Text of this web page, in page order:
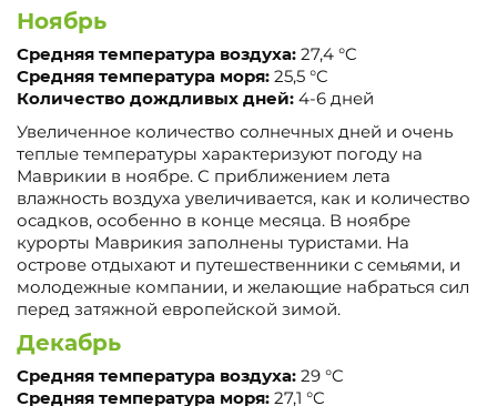
Ноябрь
Средняя температура воздуха: 27,4 °C
Средняя температура моря: 25,5 °C
Количество дождливых дней: 4-6 дней
Увеличенное количество солнечных дней и очень
теплые температуры характеризуют погоду на
Маврикии в ноябре. С приближением лета
влажность воздуха увеличивается, как и количество
осадков, особенно в конце месяца. В ноябре
курорты Маврикия заполнены туристами. На
острове отдыхают и путешественники с семьями, и
молодежные компании, и желающие набраться сил
перед затяжной европейской зимой.
Декабрь
Средняя температура воздуха: 29 °C
Средняя температура моря: 27,1 °C